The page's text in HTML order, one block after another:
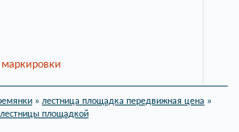
» лестница площадка передвижная цена »
площадкой